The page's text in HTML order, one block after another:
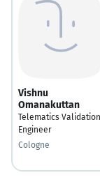
Vishnu
Omanakuttan
Telematics Validation
Engineer
Cologne